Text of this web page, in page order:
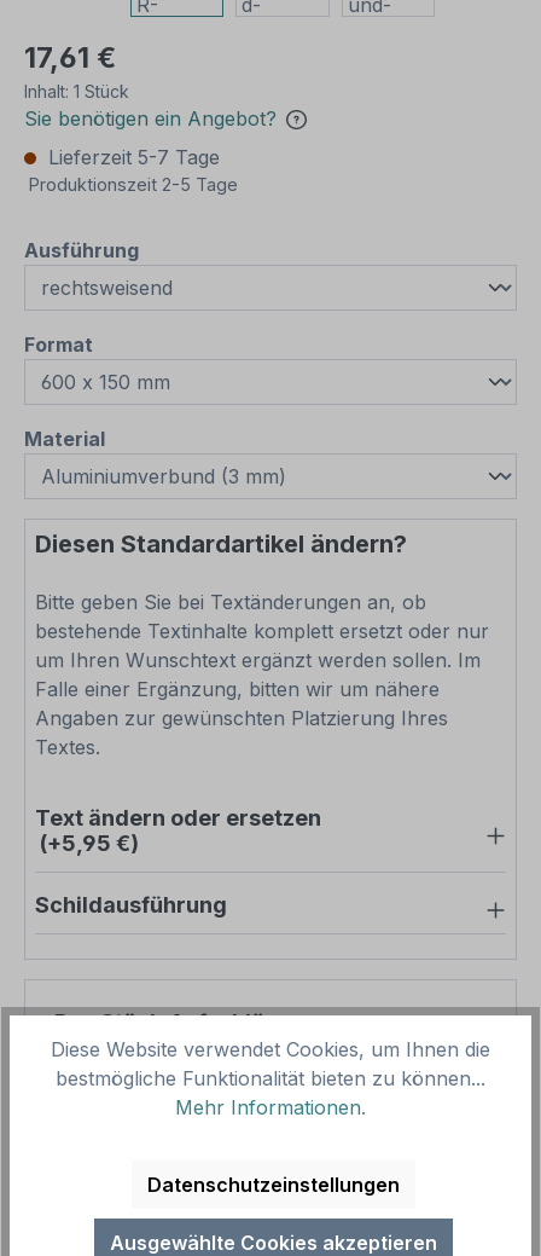
17,61 €
Inhalt: 1 Stück
Sie benötigen ein Angebot?
Lieferzeit 5-7 Tage
Produktionszeit 2-5 Tage
Ausführungauswählen
Format
Materialauswählen
Diesen Standardartikel ändern?
Bitte geben Sie bei Textänderungen an, ob
bestehende Textinhalte komplett ersetzt oder nur
um Ihren Wunschtext ergänzt werden sollen. Im
Falle einer Ergänzung, bitten wir um nähere
Angaben zur gewünschten Platzierung Ihres
Textes.
Text ändern oder ersetzen
(+5,95 €)
Schildausführung
Pro-Stück-Aufschläge
Produktpreis
17,61 €
Zwischensumme
Zusammenfassung
Gesamtpreis
17,61 €
Diese Website verwendet Cookies, um Ihnen die
bestmögliche Funktionalität bieten zu können...
Mehr Informationen.
Datenschutzeinstellungen
Ausgewählte Cookies akzeptieren